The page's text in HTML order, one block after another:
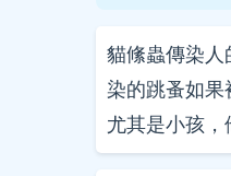
貓絛蟲傳染人
染的跳蚤如果
尤其是小孩，